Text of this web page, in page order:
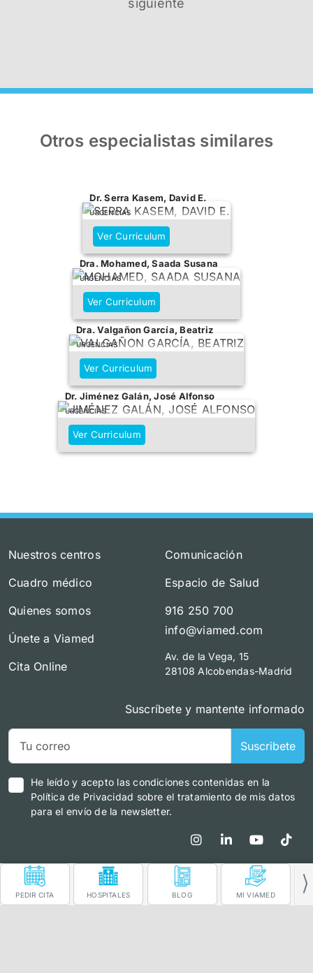
PEDIR CITA HOSPITALES BLOG MI VIAMED
Otros especialistas similares
Dr. Serra Kasem, David E.
URGENCIAS
Ver Curriculum
Dra. Mohamed, Saada Susana
URGENCIAS
Ver Curriculum
Dra. Valgañon García, Beatriz
URGENCIAS
Ver Curriculum
Dr. Jiménez Galán, José Alfonso
URGENCIAS
Ver Curriculum
Nuestros centros
Cuadro médico
Quienes somos
Únete a Viamed
Cita Online
Comunicación
Espacio de Salud
916 250 700
info@viamed.com
Av. de la Vega, 15
28108 Alcobendas-Madrid
Suscríbete y mantente informado
Suscribete
He leído y acepto las condiciones contenidas en la
Política de Privacidad sobre el tratamiento de mis datos
para el envío de la newsletter.
Información para el paciente |Política de privacidad|